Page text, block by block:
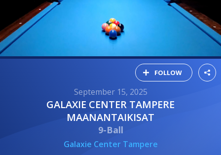
FOLLOW
September 15, 2025
GALAXIE CENTER TAMPERE
MAANANTAIKISAT
9-Ball
Galaxie Center Tampere